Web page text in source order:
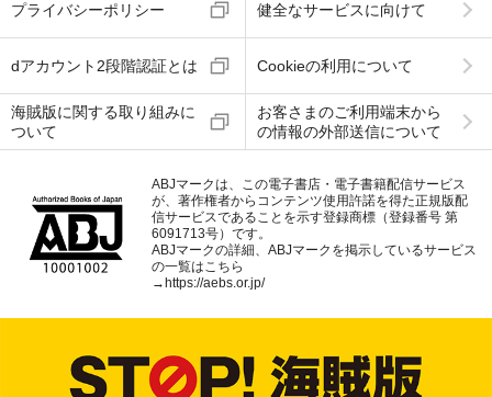
プライバシーポリシー 健全なサービスに向けて
dアカウント2段階認証とは Cookieの利用について
海賊版に関する取り組みに
ついて
お客さまのご利用端末から
の情報の外部送信について
ABJマークは、この電子書店・電子書籍配信サービス
が、著作権者からコンテンツ使用許諾を得た正規版配
信サービスであることを示す登録商標（登録番号 第
6091713号）です。
ABJマークの詳細、ABJマークを掲示しているサービス
の一覧はこちら
→ https://aebs.or.jp/